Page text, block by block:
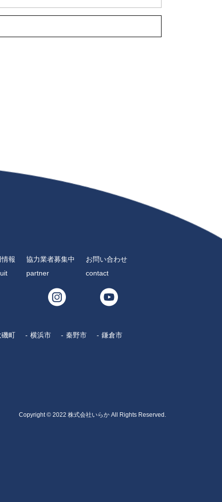
報
協力業者募集中
partner
お問い合わせ
contact
磯町 横浜市 秦野市 鎌倉市
Copyright © 2022 株式会社いらか All Rights Reserved.